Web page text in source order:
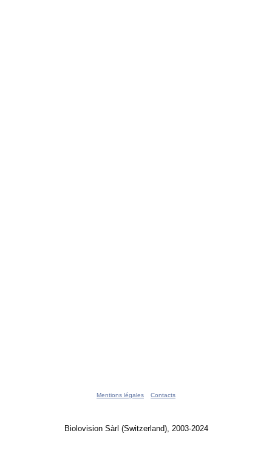
Mentions légales Contacts
Biolovision Sàrl (Switzerland), 2003-2024